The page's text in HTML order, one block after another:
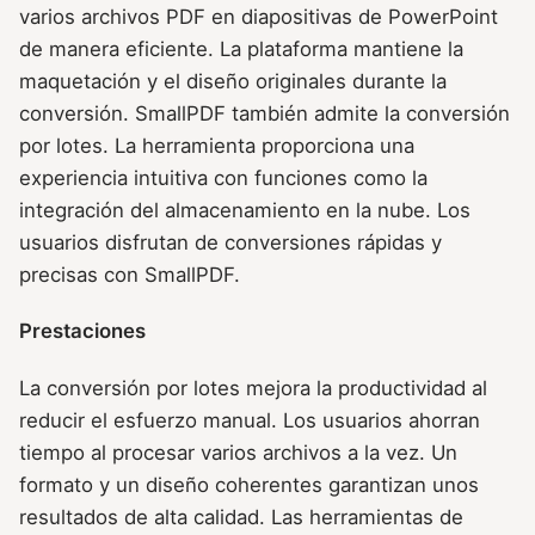
varios archivos PDF en diapositivas de PowerPoint
de manera eficiente. La plataforma mantiene la
maquetación y el diseño originales durante la
conversión. SmallPDF también admite la conversión
por lotes. La herramienta proporciona una
experiencia intuitiva con funciones como la
integración del almacenamiento en la nube. Los
usuarios disfrutan de conversiones rápidas y
precisas con SmallPDF.
Prestaciones
La conversión por lotes mejora la productividad al
reducir el esfuerzo manual. Los usuarios ahorran
tiempo al procesar varios archivos a la vez. Un
formato y un diseño coherentes garantizan unos
resultados de alta calidad. Las herramientas de